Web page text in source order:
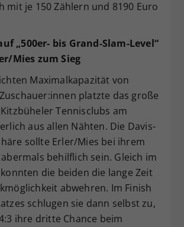
mit je 150 Zählern und 8190 Euro
„500er- bis Grand-Slam-Level“
Mies zum Sieg
Maximalkapazität von
platzte das große
Tennisclubs am
aus allen Nähten. Die Davis-
sollte Erler/Mies bei ihrem
behilflich sein. Gleich im
die beiden die lange Zeit
abwehren. Im Finish
schlugen sie dann selbst zu,
ihre dritte Chance beim